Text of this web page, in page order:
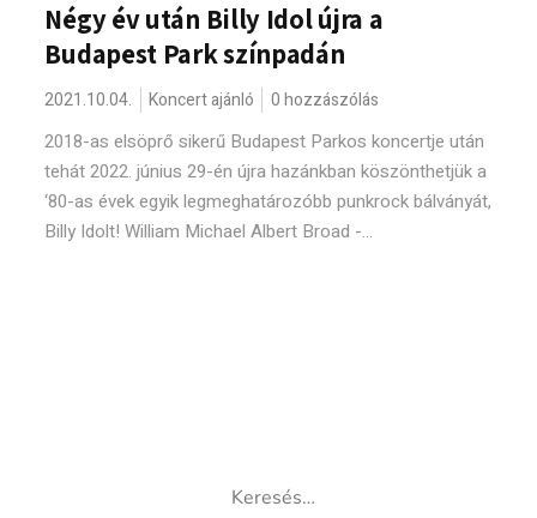
Négy év után Billy Idol újra a
Budapest Park színpadán
2021.10.04. Koncert ajánló 0 hozzászólás
2018-as elsöprő sikerű Budapest Parkos koncertje után
tehát 2022. június 29-én újra hazánkban köszönthetjük a
‘80-as évek egyik legmeghatározóbb punkrock bálványát,
Billy Idolt! William Michael Albert Broad -...